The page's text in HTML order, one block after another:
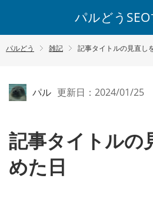
パルどう
パルどう 雑記 記事タイトルの見直し
パル 更新日：2024/01/25
記事タイトルの
めた日